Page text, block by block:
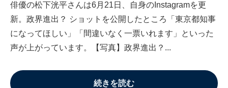
俳優の松下洸平さんは6月21日、自身のInstagramを更
新。政界進出？ ショットを公開したところ「東京都知事
になってほしい」「間違いなく一票いれます」といった
声が上がっています。【写真】政界進出？...
続きを読む